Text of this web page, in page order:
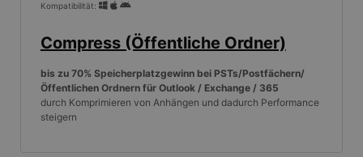
Kompatibilität:
Compress (Öffentliche Ordner)
bis zu 70% Speicherplatzgewinn bei PSTs/Postfächern/
Öffentlichen Ordnern für Outlook / Exchange / 365
durch Komprimieren von Anhängen und dadurch Performance
steigern